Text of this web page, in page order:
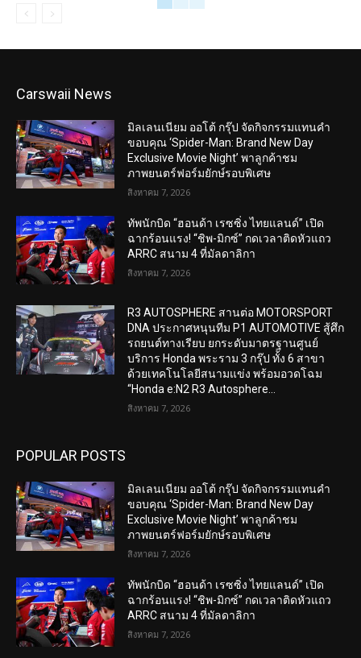
Carswaii News
มิลเลนเนียม ออโต้ กรุ๊ป จัดกิจกรรมแทนคำ
ขอบคุณ ‘Spider-Man: Brand New Day
Exclusive Movie Night’ พาลูกค้าชม
ภาพยนตร์ฟอร์มยักษ์รอบพิเศษ
สิงหาคม 7, 2026
ทัพนักบิด “ฮอนด้า เรซซิ่ง ไทยแลนด์” เปิด
ฉากร้อนแรง! “ชิพ-มิกซ์” กดเวลาติดหัวแถว
ARRC สนาม 4 ที่มัลดาลิกา
สิงหาคม 7, 2026
R3 AUTOSPHERE สานต่อ MOTORSPORT
DNA ประกาศหนุนทีม P1 AUTOMOTIVE สู้ศึก
รถยนต์ทางเรียบ ยกระดับมาตรฐานศูนย์
บริการ Honda พระราม 3 กรุ๊ป ทั้ง 6 สาขา
ด้วยเทคโนโลยีสนามแข่ง พร้อมอวดโฉม
“Honda e:N2 R3 Autosphere...
สิงหาคม 7, 2026
POPULAR POSTS
มิลเลนเนียม ออโต้ กรุ๊ป จัดกิจกรรมแทนคำ
ขอบคุณ ‘Spider-Man: Brand New Day
Exclusive Movie Night’ พาลูกค้าชม
ภาพยนตร์ฟอร์มยักษ์รอบพิเศษ
สิงหาคม 7, 2026
ทัพนักบิด “ฮอนด้า เรซซิ่ง ไทยแลนด์” เปิด
ฉากร้อนแรง! “ชิพ-มิกซ์” กดเวลาติดหัวแถว
ARRC สนาม 4 ที่มัลดาลิกา
สิงหาคม 7, 2026